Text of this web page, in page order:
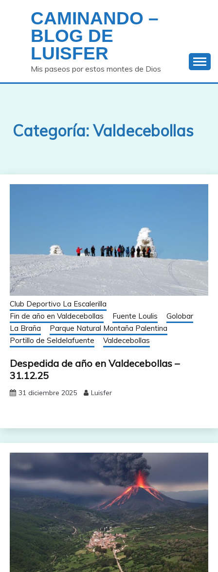
contenido
CAMINANDO –
BLOG DE
LUISFER
Mis paseos por estos montes de Dios
Categoría: Valdecebollas
Club Deportivo La Escalerilla
Fin de año en Valdecebollas
Fuente Loulis
Golobar
La Braña
Parque Natural Montaña Palentina
Portillo de Seldelafuente
Valdecebollas
Despedida de año en Valdecebollas –
31.12.25
31 diciembre 2025 Luisfer